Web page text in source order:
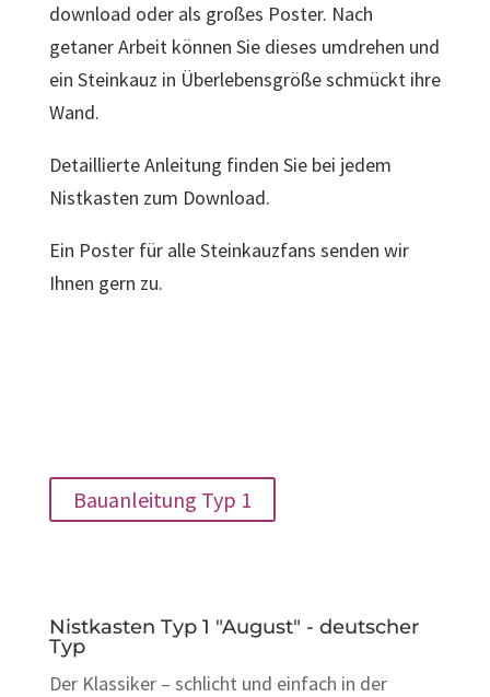
download oder als großes Poster. Nach
getaner Arbeit können Sie dieses umdrehen und
ein Steinkauz in Überlebensgröße schmückt ihre
Wand.
Detaillierte Anleitung finden Sie bei jedem
Nistkasten zum Download.
Ein Poster für alle Steinkauzfans senden wir
Ihnen gern zu.
Bauanleitung Typ 1
Nistkasten Typ 1 "August" - deutscher
Typ
Der Klassiker – schlicht und einfach in der